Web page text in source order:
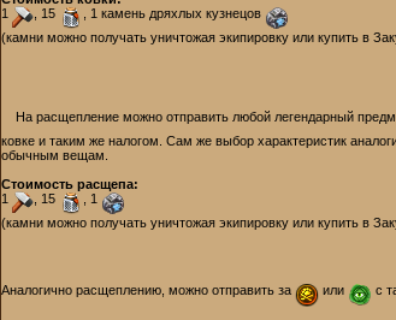
1
, 15
, 1 камень дряхлых кузнецов
(камни можно получать уничтожая экипировку или купить в
На расщепление можно отправить любой легендарный
ковке и таким же налогом. Сам же выбор характеристик
обычным вещам.
Стоимость расщепа:
1
, 15
, 1
(камни можно получать уничтожая экипировку или купить в
Аналогично расщеплению, можно отправить за
или с